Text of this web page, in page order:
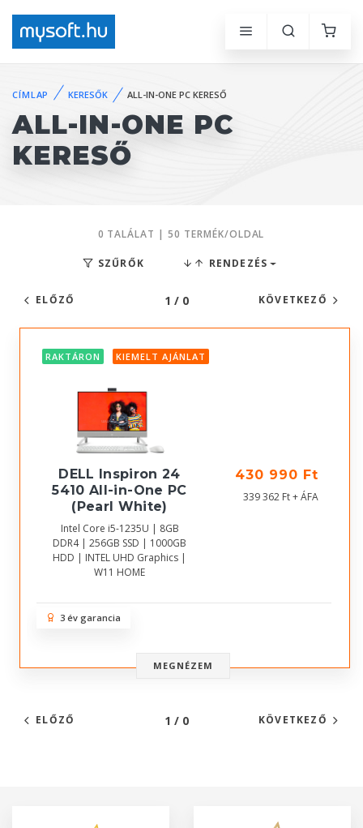
CÍMLAP KERESŐK ALL-IN-ONE PC KERESŐ
ALL-IN-ONE PC
KERESŐ
0 TALÁLAT | 50 TERMÉK/OLDAL
SZŰRŐK RENDEZÉS
ELŐZŐ 1 / 0 KÖVETKEZŐ
RAKTÁRON KIEMELT AJÁNLAT
DELL Inspiron 24
5410 All-in-One PC
(Pearl White)
Intel Core i5-1235U | 8GB
DDR4 | 256GB SSD | 1000GB
HDD | INTEL UHD Graphics |
W11 HOME
430 990 Ft
339 362 Ft + ÁFA
3 év garancia
MEGNÉZEM
ELŐZŐ 1 / 0 KÖVETKEZŐ